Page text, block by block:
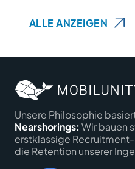
ALLE ANZEIGEN
Unsere Philosophie
Nearshorings: Wir bauen
erstklassige
die Retention unserer